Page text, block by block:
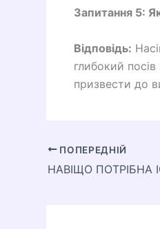
Запитання 5:
Відповідь:
глибокий
призвести до
ПОПЕРЕДНІЙ
НАВІЩО ПОТРІБНА